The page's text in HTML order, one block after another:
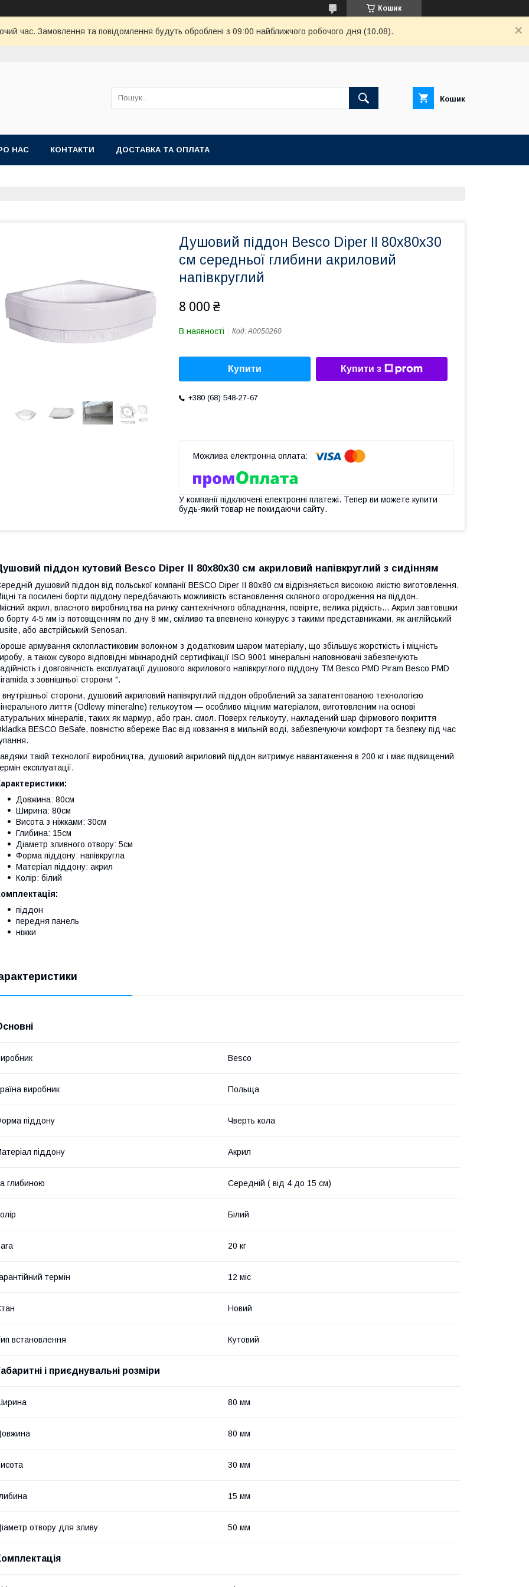
Кошик
час. Замовлення та повідомлення будуть оброблені з 09:00 найближчого робочого дня (10.08).
Кошик
НАС КОНТАКТИ ДОСТАВКА ТА ОПЛАТА
Душовий піддон Besco Diper II 80х80х30
см середньої глибини акриловий
напівкруглий
8 000 ₴
В наявності Код:А0050260
Купити Купити з
+380 (68) 548-27-67
У компанії підключені електронні платежі. Тепер ви можете купити
будь-який товар не покидаючи сайту.
піддон кутовий Besco Diper II 80х80х30 см акриловий напівкруглий з сидінням
душовий піддон від польської компанії BESCO Diper II 80х80 см відрізняється високою якістю виготовлення.
та посилені борти піддону передбачають можливість встановлення скляного огородження на піддон.
акрил, власного виробництва на ринку сантехнічного обладнання, повірте, велика рідкість... Акрил завтовшки
борту 4-5 мм із потовщенням по дну 8 мм, сміливо та впевнено конкурує з такими представниками, як англійський
або австрійський Senosan.
армування склопластиковим волокном з додатковим шаром матеріалу, що збільшує жорсткість і міцність
а також суворо відповідні міжнародній сертифікації ISO 9001 мінеральні наповнювачі забезпечують
і довговічність експлуатації душового акрилового напівкруглого піддону ТМ Besco PMD Piram Besco PMD
з зовнішньої сторони ".
внутрішньої сторони, душовий акриловий напівкруглий піддон оброблений за запатентованою технологією
лиття (Odlewy mineralne) гелькоутом — особливо міцним матеріалом, виготовленим на основі
мінералів, таких як мармур, або гран. смол. Поверх гелькоуту, накладений шар фірмового покриття
BESCO BeSafe, повністю вбереже Вас від ковзання в мильній воді, забезпечуючи комфорт та безпеку під час
такій технології виробництва, душовий акриловий піддон витримує навантаження в 200 кг і має підвищений
експлуатації.
Довжина: 80см
Ширина: 80см
Висота з ніжками: 30см
Глибина: 15см
Діаметр зливного отвору: 5см
Форма піддону: напівкругла
Матеріал піддону: акрил
Колір: білий
піддон
передня панель
ніжки
Besco
виробник Польща
піддону Чверть кола
піддону Акрил
глибиною Середній ( від 4 до 15 см)
Білий
20 кг
термін 12 міс
Новий
встановлення Кутовий
і приєднувальні розміри
80 мм
80 мм
30 мм
15 мм
отвору для зливу 50 мм